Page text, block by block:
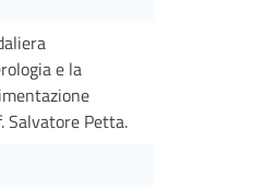
e la
Salvatore Petta.